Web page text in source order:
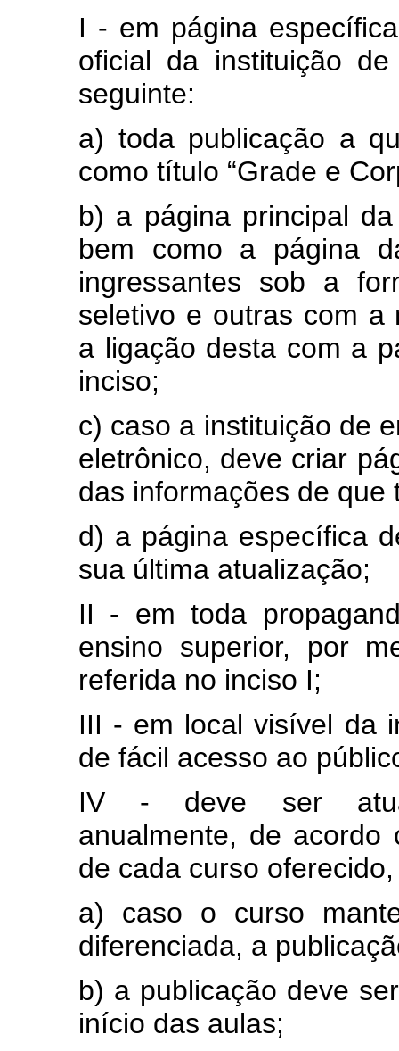
I - em página
oficial da instituição
seguinte:
a) toda publicação a
como título “Grade e
b) a página principal
bem como a página
ingressantes sob a
seletivo e outras com a
a ligação desta com a
inciso;
c) caso a instituição de
eletrônico, deve criar
das informações de que
d) a página específica
sua última atualização;
II - em toda
ensino superior, por
referida no inciso I;
III - em local visível da
de fácil acesso ao
IV - deve ser
anualmente, de acordo
de cada curso
a) caso o curso
diferenciada, a
b) a publicação deve
início das aulas;